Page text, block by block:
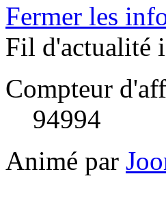
Fermer les
Fil d'actualité
Compteur
94994
Animé par